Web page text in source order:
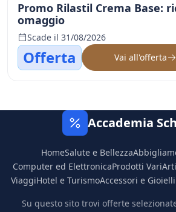
Promo Rilastil Crema Base:
omaggio
Scade il 31/08/2026
Offerta Vai all'offerta
Accademia
HomeSalute e Bellezza
Computer ed ElettronicaProdotti Vari
ViaggiHotel e TurismoAccessori e Gioielli
Su questo sito trovi offerte